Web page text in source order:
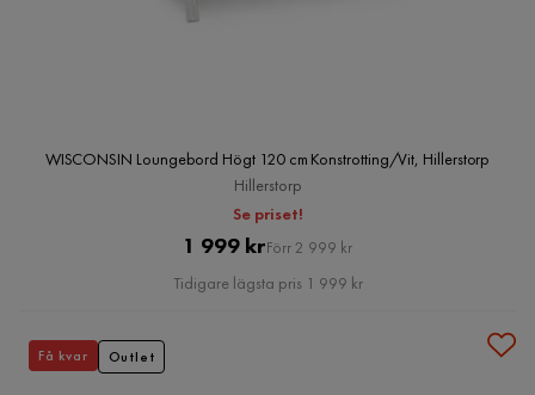
WISCONSIN Loungebord Högt 120 cm Konstrotting/Vit, Hillerstorp
Hillerstorp
Se priset!
Pris
1 999 krOriginal
Pris
Förr 2 999 kr
Tidigare lägsta pris 1 999 kr
Få kvar Outlet